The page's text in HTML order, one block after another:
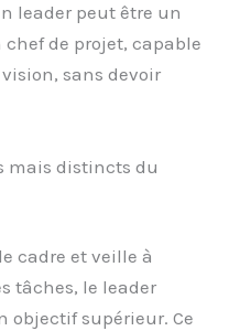
leader peut être un
de projet, capable
sans devoir
mais distincts du
cadre et veille à
tâches, le leader
objectif supérieur. Ce